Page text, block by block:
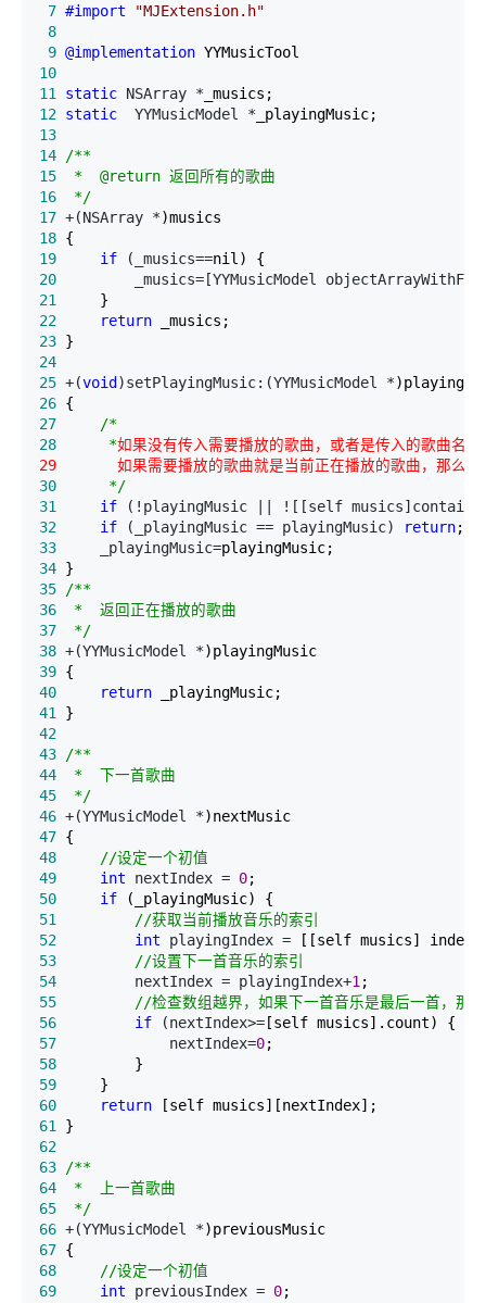
7 #import "MJExtension.h"
8
9 @implementation
10
11
static NSArray *
12 static
  YYMusicModel *
13
14
/*
15
16
*/
17 +(NSArray *
18
19
if (_musics==
20
_musics=[YYMusicModel
21
22
return
23
24
25 +(void )setPlayingMusic:(YYMusicModel *
26
27
/*
28
     *
30
*/
31
if (!playingMusic || ![[self
32
if (_playingMusic == playingMusic) return
33
     _playingMusic=
34
35
/*
36
37
*/
38 +(YYMusicModel *
39
40
return
41
42
43
/*
44
45
*/
46 +(YYMusicModel *
47
48
//设定一个初值
49
int nextIndex = 0
50
if
51
//获取当前播放音乐的索引
52
int playingIndex =
53
//设置下一首音乐的索引
54
         nextIndex = playingIndex+
1
55
//检查数组越界，如果下一首音乐是最后一首，那
56
if (nextIndex>=
57
             nextIndex=
0
58
59
60
return
61
62
63
/*
64
65
*/
66 +(YYMusicModel *
67
68
//设定一个初值
69
int previousIndex = 0